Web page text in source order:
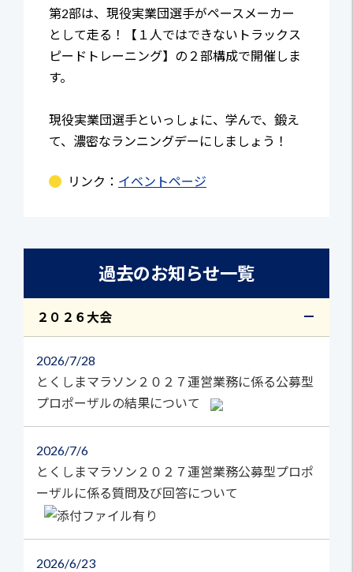
第2部は、現役実業団選手がペースメーカー
として走る！【１人ではできないトラックス
ピードトレーニング】の２部構成で開催しま
す。
現役実業団選手といっしょに、学んで、鍛え
て、濃密なランニングデーにしましょう！
リンク： イベントページ
過去のお知らせ一覧
２０２６大会
2026 7/28
とくしまマラソン２０２７運営業務に係る公募型
プロポーザルの結果について
2026 7/6
とくしまマラソン２０２７運営業務公募型プロポ
ーザルに係る質問及び回答について
2026 6/23